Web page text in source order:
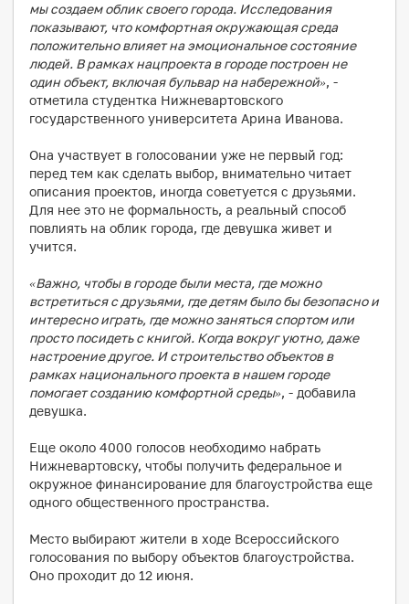
мы создаем облик своего города. Исследования
показывают, что комфортная окружающая среда
положительно влияет на эмоциональное состояние
людей. В рамках нацпроекта в городе построен не
один объект, включая бульвар на набережной», -
отметила студентка Нижневартовского
государственного университета Арина Иванова.
Она участвует в голосовании уже не первый год:
перед тем как сделать выбор, внимательно читает
описания проектов, иногда советуется с друзьями.
Для нее это не формальность, а реальный способ
повлиять на облик города, где девушка живет и
учится.
«Важно, чтобы в городе были места, где можно
встретиться с друзьями, где детям было бы безопасно и
интересно играть, где можно заняться спортом или
просто посидеть с книгой. Когда вокруг уютно, даже
настроение другое. И строительство объектов в
рамках национального проекта в нашем городе
помогает созданию комфортной среды», - добавила
девушка.
Еще около 4000 голосов необходимо набрать
Нижневартовску, чтобы получить федеральное и
окружное финансирование для благоустройства еще
одного общественного пространства.
Место выбирают жители в ходе Всероссийского
голосования по выбору объектов благоустройства.
Оно проходит до 12 июня.